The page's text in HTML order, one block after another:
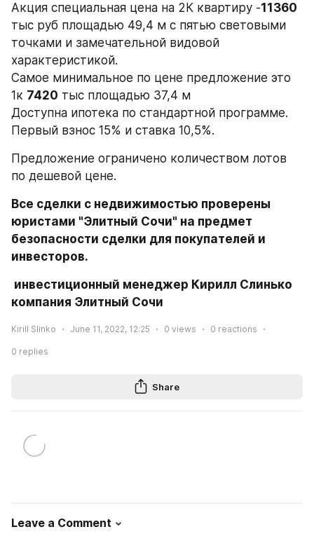
Акция специальная цена на 2К квартиру -
тыс руб площадью 49,4 м с пятью световыми
точками и замечательной видовой
характеристикой.
Самое минимальное по цене предложение это
1к 7420 тыс площадью 37,4 м
Доступна ипотека по стандартной программе.
Первый взнос 15% и ставка 10,5%.
Предложение ограничено количеством лотов
по дешевой цене.
Все сделки с недвижимостью проверены
юристами "Элитный Сочи" на предмет
безопасности сделки для покупателей и
инвесторов.
компания Элитный Сочи
Kirill Slinko June 11, 2022, 12:25 0 views 0 reactions
0 replies
Share
Leave a Comment